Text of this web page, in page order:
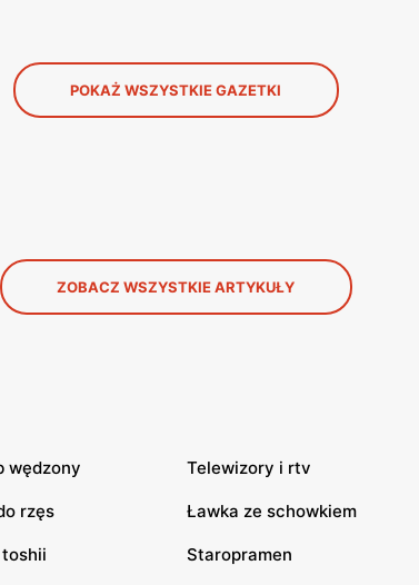
POKAŻ WSZYSTKIE GAZETKI
ZOBACZ WSZYSTKIE ARTYKUŁY
wędzony Telewizory i rtv
rzęs Ławka ze schowkiem
Staropramen